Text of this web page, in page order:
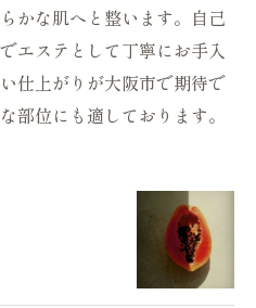
かな肌へと整います。自己
エステとして丁寧にお手入
仕上がりが大阪市で期待で
部位にも適しております。